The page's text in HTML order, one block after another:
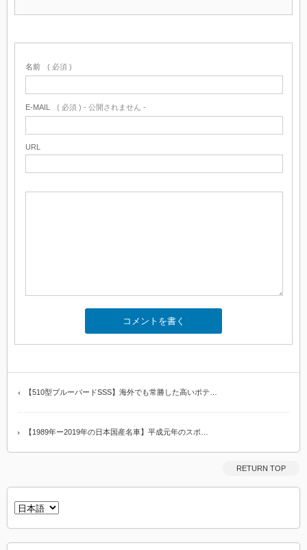
名前 ( 必須 )
E-MAIL ( 必須 ) - 公開されません -
URL
【510型ブルーバードSSS】海外でも常勝した高いポテ…
【1989年ー2019年の日本国産名車】平成元年のスポ…
RETURN TOP
言
語